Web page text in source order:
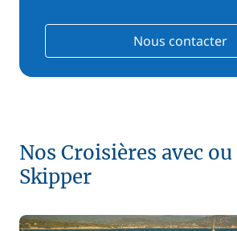
Nous contacter
Nos Croisières avec ou
Skipper